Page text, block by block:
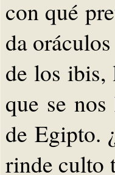
con qué
da
de los ibis,
que se
de Egipto.
rinde culto